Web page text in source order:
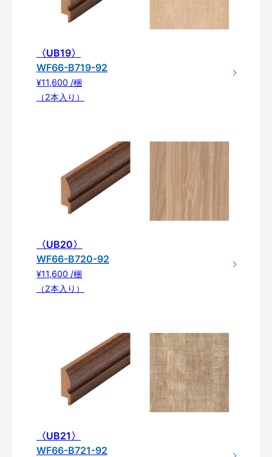
〈UB19〉
WF66-B719-92
¥11,600 /梱
（2本入り）
〈UB20〉
WF66-B720-92
¥11,600 /梱
（2本入り）
〈UB21〉
WF66-B721-92